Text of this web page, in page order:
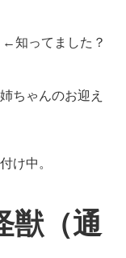
←知ってました？
ちゃんのお迎え
け中。
獣（通